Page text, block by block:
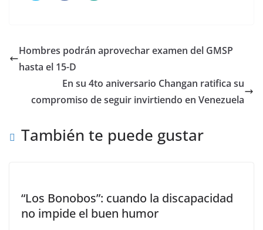
Hombres podrán aprovechar examen del GMSP
hasta el 15-D
En su 4to aniversario Changan ratifica su
compromiso de seguir invirtiendo en Venezuela
También te puede gustar
“Los Bonobos”: cuando la discapacidad
no impide el buen humor